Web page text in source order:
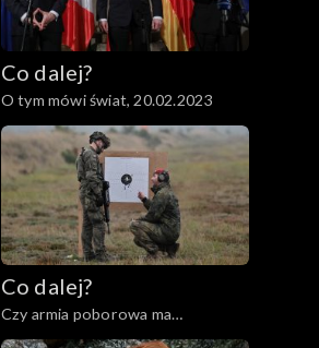
Co dalej?
O tym mówi świat, 20.02.2023
Co dalej?
Czy armia poborowa ma
przyszłość?, 07.02.2023